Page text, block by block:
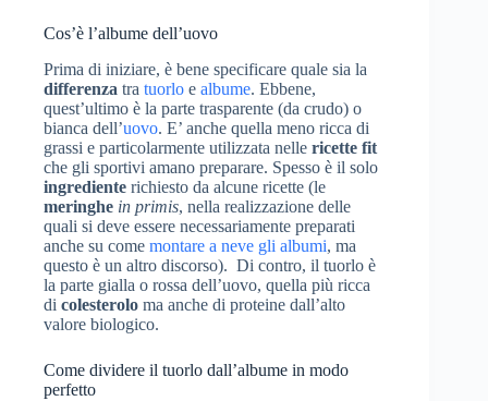
Cos’è l’albume dell’uovo
Prima di iniziare, è bene specificare quale sia la
differenza tra tuorlo e albume. Ebbene,
quest’ultimo è la parte trasparente (da crudo) o
bianca dell’uovo. E’ anche quella meno ricca di
grassi e particolarmente utilizzata nelle ricette fit
che gli sportivi amano preparare. Spesso è il solo
ingrediente richiesto da alcune ricette (le
meringhe in primis, nella realizzazione delle
quali si deve essere necessariamente preparati
anche su come montare a neve gli albumi, ma
questo è un altro discorso). Di contro, il tuorlo è
la parte gialla o rossa dell’uovo, quella più ricca
di colesterolo ma anche di proteine dall’alto
valore biologico.
Come dividere il tuorlo dall’albume in modo
perfetto